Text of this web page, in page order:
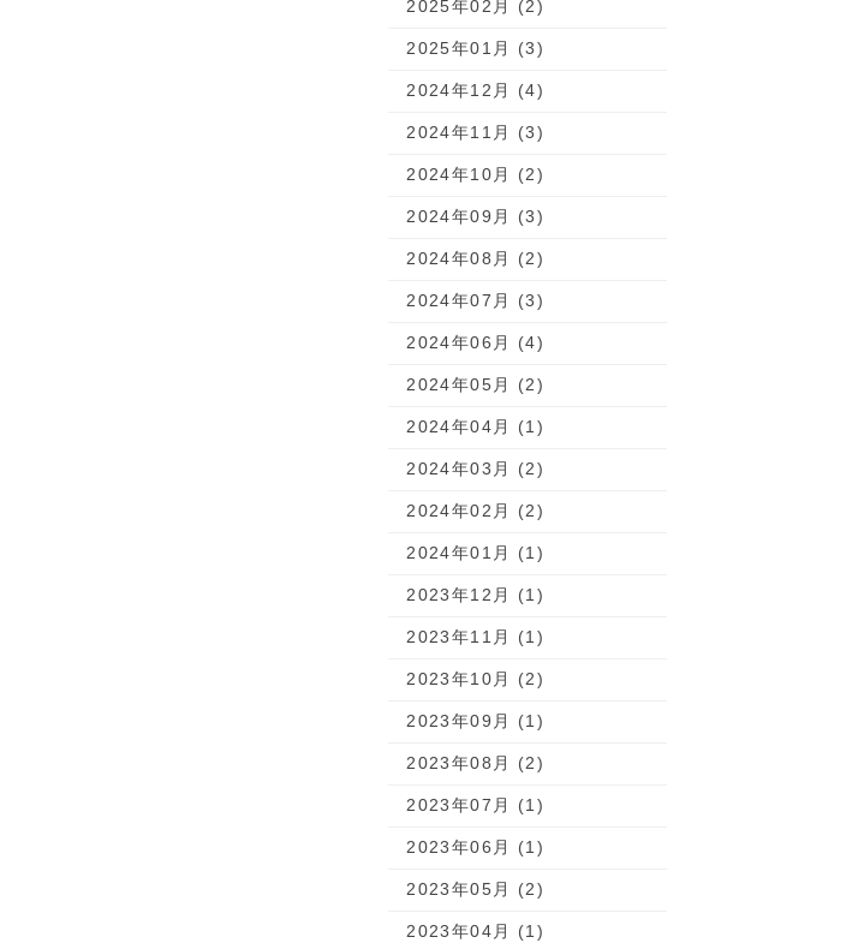
2025年02月 (2)
2025年01月 (3)
2024年12月 (4)
2024年11月 (3)
2024年10月 (2)
2024年09月 (3)
2024年08月 (2)
2024年07月 (3)
2024年06月 (4)
2024年05月 (2)
2024年04月 (1)
2024年03月 (2)
2024年02月 (2)
2024年01月 (1)
2023年12月 (1)
2023年11月 (1)
2023年10月 (2)
2023年09月 (1)
2023年08月 (2)
2023年07月 (1)
2023年06月 (1)
2023年05月 (2)
2023年04月 (1)